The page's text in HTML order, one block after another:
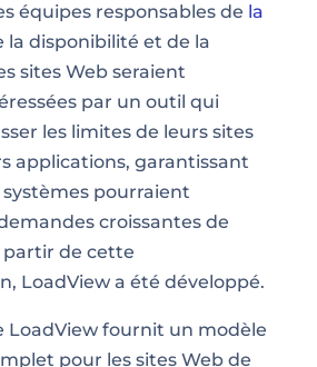
équipes responsables de la
la disponibilité et de la
sites Web seraient
par un outil qui
les limites de leurs sites
applications, garantissant
pourraient
croissantes de
partir de cette
LoadView a été développé.
LoadView fournit un modèle
pour les sites Web de